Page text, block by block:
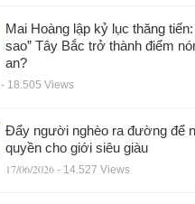
Mai Hoàng lập kỷ lục thăng
sao” Tây Bắc trở thành điểm
an?
- 18.505 Views
Đẩy người nghèo ra đường để
quyền cho giới siêu giàu
17/06/2026 - 14.527 Views